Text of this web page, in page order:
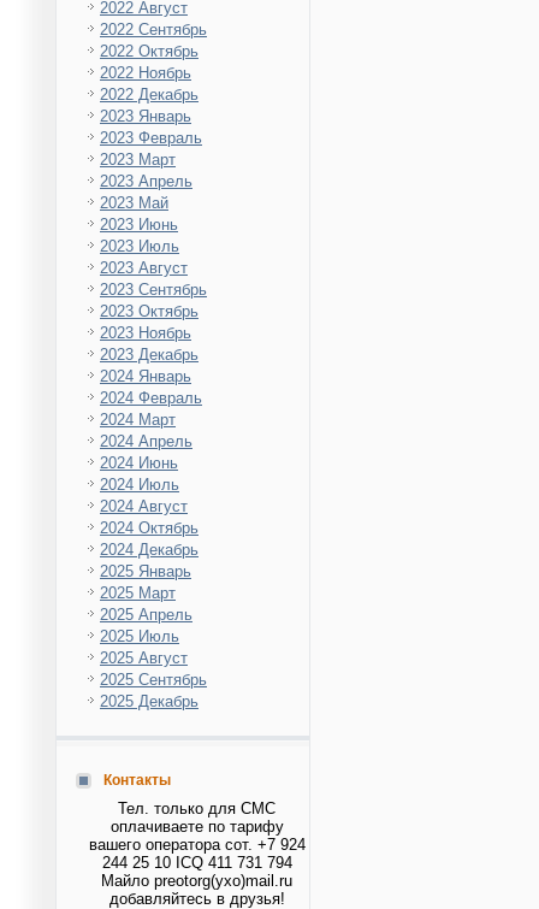
2022 Август
2022 Сентябрь
2022 Октябрь
2022 Ноябрь
2022 Декабрь
2023 Январь
2023 Февраль
2023 Март
2023 Апрель
2023 Май
2023 Июнь
2023 Июль
2023 Август
2023 Сентябрь
2023 Октябрь
2023 Ноябрь
2023 Декабрь
2024 Январь
2024 Февраль
2024 Март
2024 Апрель
2024 Июнь
2024 Июль
2024 Август
2024 Октябрь
2024 Декабрь
2025 Январь
2025 Март
2025 Апрель
2025 Июль
2025 Август
2025 Сентябрь
2025 Декабрь
Контакты
Тел. только для СМС
оплачиваете по тарифу
вашего оператора сот. +7 924
244 25 10 ICQ 411 731 794
Майло preotorg(ухо)mail.ru
добавляйтесь в друзья!